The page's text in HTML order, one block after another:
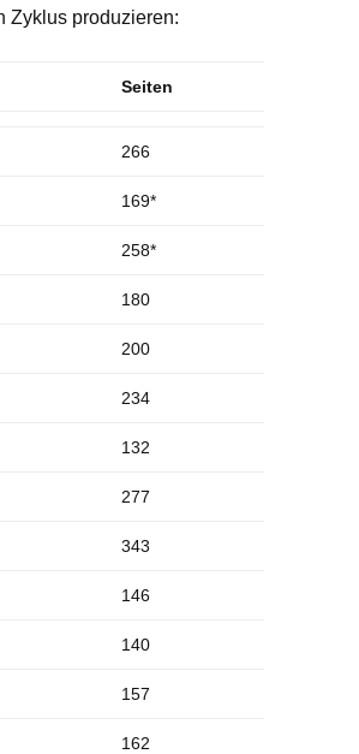
Zyklus produzieren:
Seiten
266
169*
258*
180
200
234
132
277
343
146
140
157
162